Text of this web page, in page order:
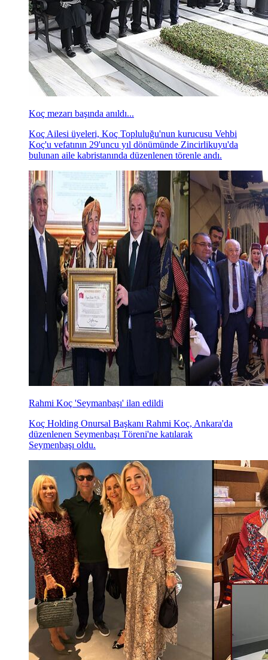
Koç mezarı başında anıldı...
Koç Ailesi üyeleri, Koç Topluluğu'nun kurucusu Vehbi
Koç'u vefatının 29'uncu yıl dönümünde Zincirlikuyu'da
bulunan aile kabristanında düzenlenen törenle andı.
Rahmi Koç 'Seymanbaşı' ilan edildi
Koç Holding Onursal Başkanı Rahmi Koç, Ankara'da
düzenlenen Seymenbaşı Töreni'ne katılarak
Seymenbaşı oldu.